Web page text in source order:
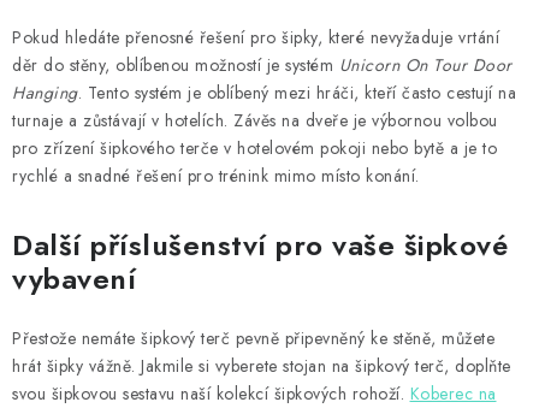
Pokud hledáte přenosné řešení pro šipky, které nevyžaduje vrtání
děr do stěny, oblíbenou možností je systém Unicorn On Tour Door
Hanging. Tento systém je oblíbený mezi hráči, kteří často cestují na
turnaje a zůstávají v hotelích. Závěs na dveře je výbornou volbou
pro zřízení šipkového terče v hotelovém pokoji nebo bytě a je to
rychlé a snadné řešení pro trénink mimo místo konání.
Další příslušenství pro vaše šipkové
vybavení
Přestože nemáte šipkový terč pevně připevněný ke stěně, můžete
hrát šipky vážně. Jakmile si vyberete stojan na šipkový terč, doplňte
svou šipkovou sestavu naší kolekcí šipkových rohoží. Koberec na